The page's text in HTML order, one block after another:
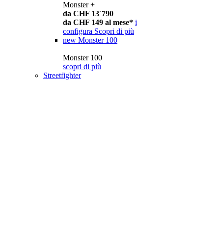
Monster +
da CHF 13´790
da CHF 149 al mese* i
configura Scopri di più
new Monster 100
Monster 100
scopri di più
Streetfighter